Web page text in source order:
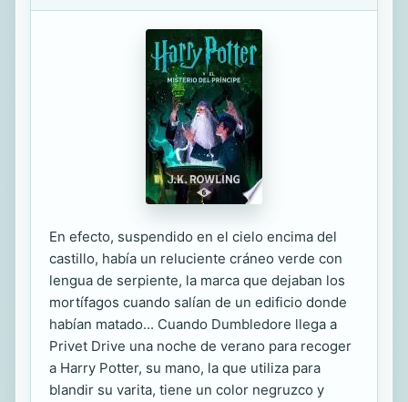
En efecto, suspendido en el cielo encima del
castillo, había un reluciente cráneo verde con
lengua de serpiente, la marca que dejaban los
mortífagos cuando salían de un edificio donde
habían matado... Cuando Dumbledore llega a
Privet Drive una noche de verano para recoger
a Harry Potter, su mano, la que utiliza para
blandir su varita, tiene un color negruzco y